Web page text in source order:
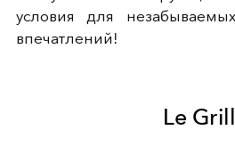
условия для
впечатлений!
Le Grill